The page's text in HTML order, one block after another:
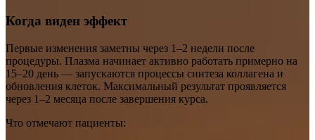
Когда виден эффект
Первые изменения заметны через 1–2 недели после
процедуры. Плазма начинает активно работать примерно на
15–20 день — запускаются процессы синтеза коллагена и
обновления клеток. Максимальный результат проявляется
через 1–2 месяца после завершения курса.
Что отмечают пациенты: